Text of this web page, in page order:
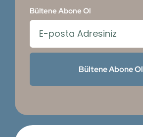
Bültene Abone Ol
Bültene Abone Ol